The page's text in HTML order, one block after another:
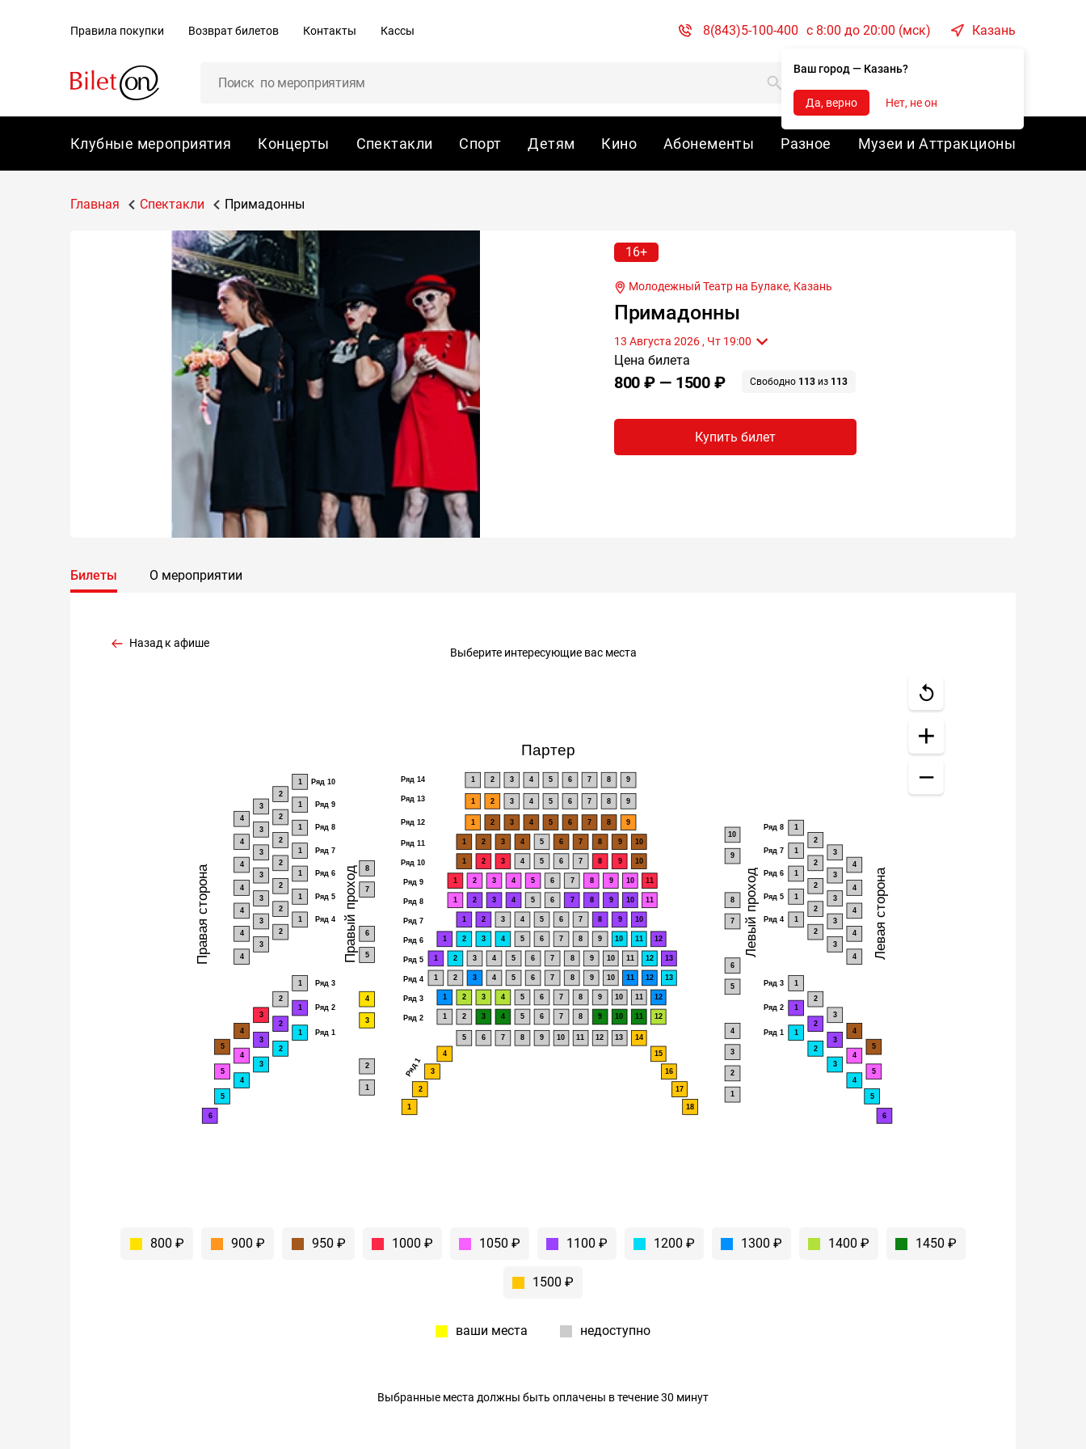
Правила покупки Возврат билетов Контакты Кассы 8(843)5-100-400 c 8:00 до 20:00 (мск) Казань
Ваш город — Казань?
Да, верно Нет, не он
Клубные мероприятия Концерты Спектакли Спорт Детям Кино Абонементы Разное Музеи и Аттракционы
Главная Спектакли Примадонны
16+
Молодежный Театр на Булаке, Казань
Примадонны
13 Августа 2026 , Чт 19:00
Цена билета
800 ₽ — 1500 ₽ Свободно 113 из 113
Купить билет
Билеты О мероприятии
Назад к афише
Выберите интересующие вас места
Ряд 1
Ряд 2
Ряд 3
Ряд 4
Ряд 5
Ряд 6
Ряд 8
Ряд 7
Левая сторона
Левый проход
Ряд 7
Ряд 6
Ряд 5
Ряд 4
Ряд 3
Ряд 11
Ряд 12
Ряд 13
Ряд 14
Ряд 2
Ряд 1
Ряд 8
Ряд 9
Ряд 10
Партер
Ряд 10
Ряд 9
Ряд 8
Ряд 7
Ряд 6
Ряд 5
Ряд 4
Ряд 3
Ряд 2
Ряд 1
Правая сторона Правый проход
6
5
4
3
2
1
5
4
3
2
1
5
4
3
2
1
4
3
2
1
4
3
2
1
4
3
1
2
1
2
3
4
1
2
3
4
1
2
3
4
5
6
7
8
9
10
7 8 9 10
3
2
1 5 6
4
1 2 3 4 5 6 7 8 9 10 11 12
4 5 6 7 8 9 10 11 12 13
3
2
1
2 4 5 6 7 8 9 10 11 12 13
1 3
1 2 3 4 6 9 10 11 12
8
7
5
6
5
4
3
2
1 7 8 9 10
9
8
7
6
5
4
3
2
1
9
8
7
6
5
4
3
2
1
9
8
7
6
5
4
1 2 3
7 10 12
11
9
8
6
5
4
3
2
1
13
5
2
1
4
6 12
11
10
9
8
7
3
14
15
18
17
16
11
5
4
3
2
1 6 7 8 9 10
11
2
1 3 4 9 10
8
7
6
5
10
9
8
7
6
5
4
3
1 2
1
2
3
4
1
2
3
4
1
2
3
4
1
2
3
4
1
2
3
4
1
2
3
4
1
2
3
4
1
2
3
4
5
1
2
3
4
5
1
2
3
4
5
6
1
2
3
4
5
6
7
8
800 ₽ 900 ₽ 950 ₽ 1000 ₽ 1050 ₽ 1100 ₽ 1200 ₽ 1300 ₽ 1400 ₽ 1450 ₽
1500 ₽
ваши места недоступно
Выбранные места должны быть оплачены в течение 30 минут